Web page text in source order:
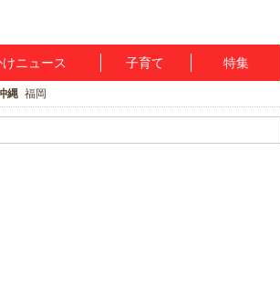
ニュース 子育て 特集
縄 福岡